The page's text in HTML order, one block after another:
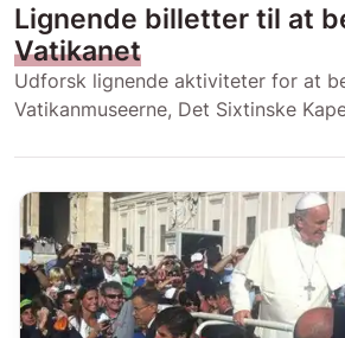
Lignende billetter til at
Vatikanet
Udforsk lignende aktiviteter for at
Vatikanmuseerne, Det Sixtinske